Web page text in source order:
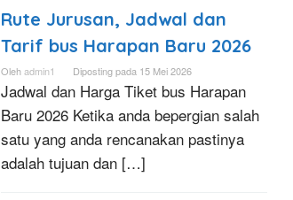
RUTE
BUS
TERBARU
Rute Jurusan, Jadwal dan
Tarif bus Harapan Baru 2026
Olehadmin1 Diposting pada 15 Mei 2026
Jadwal dan Harga Tiket bus Harapan
Baru 2026 Ketika anda bepergian salah
satu yang anda rencanakan pastinya
adalah tujuan dan […]